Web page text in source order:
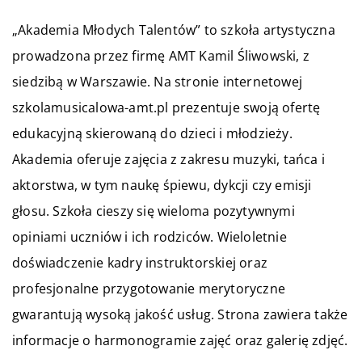
„Akademia Młodych Talentów” to szkoła artystyczna
prowadzona przez firmę AMT Kamil Śliwowski, z
siedzibą w Warszawie. Na stronie internetowej
szkolamusicalowa-amt.pl prezentuje swoją ofertę
edukacyjną skierowaną do dzieci i młodzieży.
Akademia oferuje zajęcia z zakresu muzyki, tańca i
aktorstwa, w tym naukę śpiewu, dykcji czy emisji
głosu. Szkoła cieszy się wieloma pozytywnymi
opiniami uczniów i ich rodziców. Wieloletnie
doświadczenie kadry instruktorskiej oraz
profesjonalne przygotowanie merytoryczne
gwarantują wysoką jakość usług. Strona zawiera także
informacje o harmonogramie zajęć oraz galerię zdjęć.